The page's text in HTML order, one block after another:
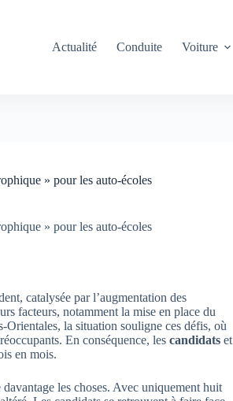
Actualité Conduite Voiture
» pour les auto-écoles
» pour les auto-écoles
catalysée par l’augmentation des
facteurs, notamment la mise en place du
Orientales, la situation souligne ces défis, où
En conséquence, les candidats et
en mois.
les choses. Avec uniquement huit